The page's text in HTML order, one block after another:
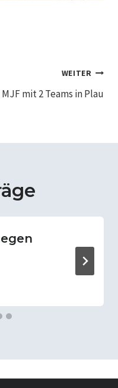
WEITER
MJF mit 2 Teams in Plau